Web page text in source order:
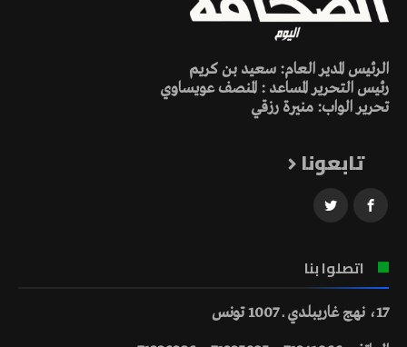
الرئيس المدير العام: سعيد بن كريم
رئيس التحرير المساعد : المنصف عويساوي
تحرير الواب: منيرة رزقي
تابعونا
اتصلوا بنا
17، نهج غاريبلدي ـ 1007 تونس